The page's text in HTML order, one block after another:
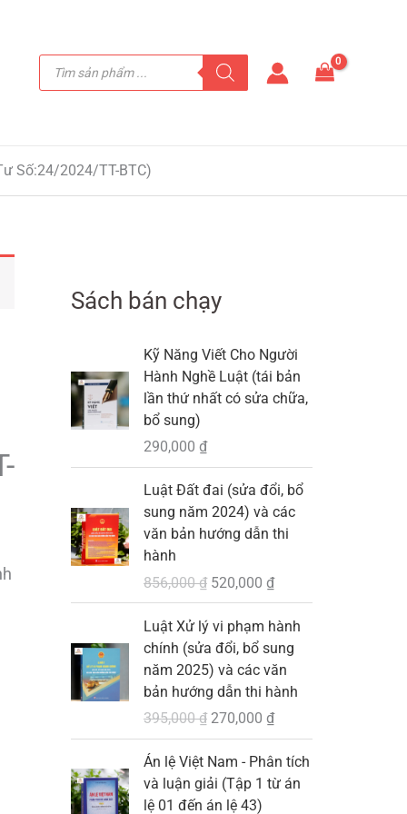
Tìm
kiếm
sản
Số:24/2024/TT-BTC)
Sách bán chạy
Kỹ Năng Viết Cho Người
Hành Nghề Luật (tái bản
lần thứ nhất có sửa chữa,
bổ sung)
290,000 ₫
Luật Đất đai (sửa đổi, bổ
sung năm 2024) và các
văn bản hướng dẫn thi
hành
856,000₫
G
c
à
:
8
5
6
,
0
0
0
520,000 ₫
G
á
ệ
t
ạ
i
l
à
:
5
2
Luật Xử lý vi phạm hành
chính (sửa đổi, bổ sung
năm 2025) và các văn
bản hướng dẫn thi hành
395,000₫
á
g
ố
c
à
:
270,000 ₫
G
á
h
ệ
t
ạ
Án lệ Việt Nam - Phân tích
và luận giải (Tập 1 từ án
lệ 01 đến án lệ 43)
G
i
á
i